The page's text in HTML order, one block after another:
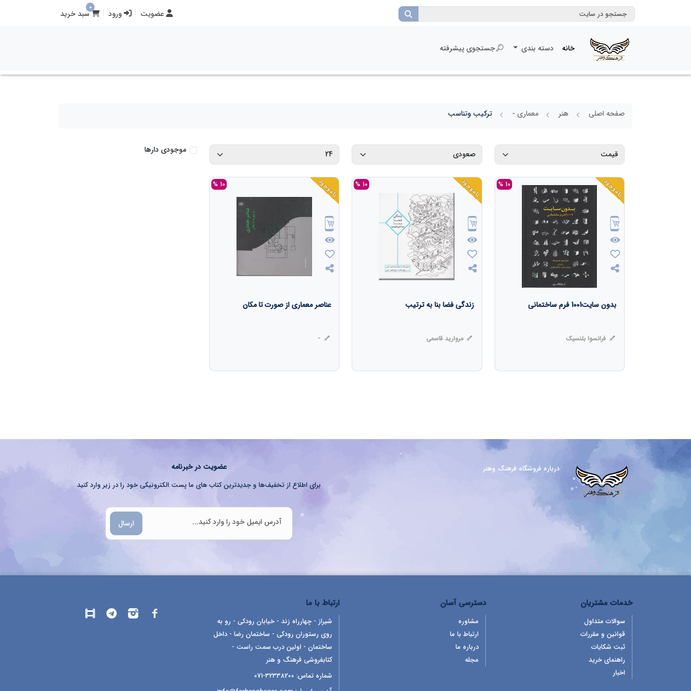
عضویت ورود
0
سبد خرید
خانه دسته بندی جستجوی پیشرفته
صفحه اصلی هنر معماری - ترکیب وتناسب
موجودی دارها
ناموجود 10 %
بدون سایت1001 فرم ساختمانی
فرانسوا بلنسیک
ناموجود 10 %
زندگی فضا بنا به ترتیب
مروارید قاسمی
ناموجود 10 %
عناصر معماری از صورت تا مکان
-
درباره فروشگاه فرهنگ وهنر عضویت در خبرنامه
برای اطلاع از تخفیف‌ها و جدیدترین کتاب های ما پست الکترونیکی خود را در زیر وارد کنید
ارسال
خدمات مشتریان
سوالات متداول
قوانین و مقررات
ثبت شکایات
راهنمای خرید
اخبار
دسترسی آسان
مشاوره
ارتباط با ما
درباره ما
مجله
ارتباط با ما
شیراز - چهارراه زند - خیابان رودکی - رو به
روی رستوران رودکی - ساختمان رضا - داخل
ساختمان - اولین درب سمت راست -
کتابفروشی فرهنگ و هنر
شماره تماس: 32338200-071